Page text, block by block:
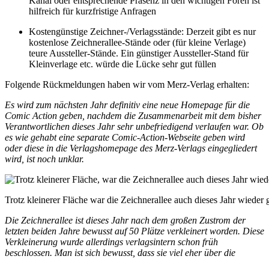
hilfreich für kurzfristige Anfragen
Kostengünstige Zeichner-/Verlagsstände: Derzeit gibt es nur
kostenlose Zeichnerallee-Stände oder (für kleine Verlage)
teure Aussteller-Stände. Ein günstiger Aussteller-Stand für
Kleinverlage etc. würde die Lücke sehr gut füllen
Folgende Rückmeldungen haben wir vom Merz-Verlag erhalten:
Es wird zum nächsten Jahr definitiv eine neue Homepage für die
Comic Action geben, nachdem die Zusammenarbeit mit dem bisher
Verantwortlichen dieses Jahr sehr unbefriedigend verlaufen war. Ob
es wie gehabt eine separate Comic-Action-Webseite geben wird
oder diese in die Verlagshomepage des Merz-Verlags eingegliedert
wird, ist noch unklar.
Trotz kleinerer Fläche war die Zeichnerallee auch dieses Jahr wieder
Die Zeichnerallee ist dieses Jahr nach dem großen Zustrom der
letzten beiden Jahre bewusst auf 50 Plätze verkleinert worden. Diese
Verkleinerung wurde allerdings verlagsintern schon früh
beschlossen. Man ist sich bewusst, dass sie viel eher über die